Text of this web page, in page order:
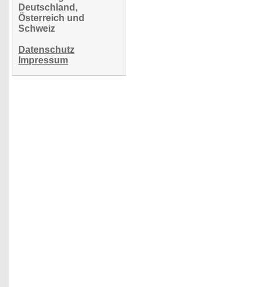
Deutschland,
Österreich und
Schweiz
Datenschutz
Impressum